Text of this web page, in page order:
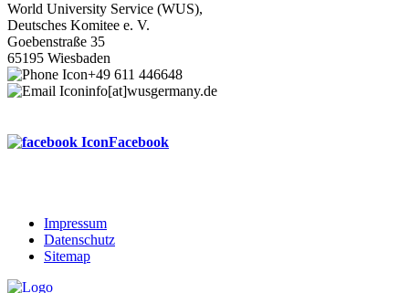
World University Service (WUS),
Deutsches Komitee e. V.
Goebenstraße 35
65195 Wiesbaden
+49 611 446648
info[at]wusgermany.de
Facebook
Footer
menu
Impressum
Datenschutz
Sitemap